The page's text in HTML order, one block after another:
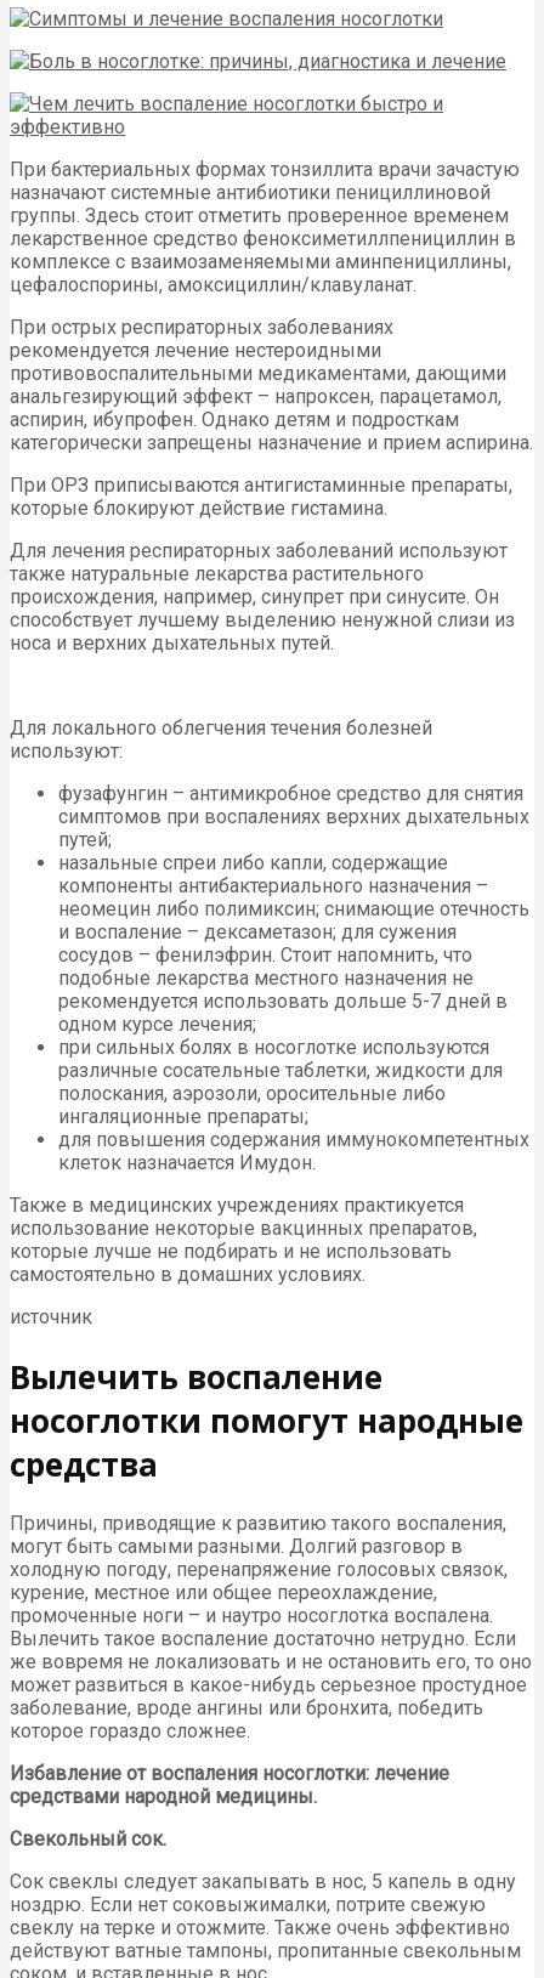
При бактериальных формах тонзиллита врачи зачастую
назначают системные антибиотики пенициллиновой
группы. Здесь стоит отметить проверенное временем
лекарственное средство феноксиметиллпенициллин в
комплексе с взаимозаменяемыми аминпенициллины,
цефалоспорины, амоксициллин/клавуланат.
При острых респираторных заболеваниях
рекомендуется лечение нестероидными
противовоспалительными медикаментами, дающими
анальгезирующий эффект – напроксен, парацетамол,
аспирин, ибупрофен. Однако детям и подросткам
категорически запрещены назначение и прием аспирина.
При ОРЗ приписываются антигистаминные препараты,
которые блокируют действие гистамина.
Для лечения респираторных заболеваний используют
также натуральные лекарства растительного
происхождения, например, синупрет при синусите. Он
способствует лучшему выделению ненужной слизи из
носа и верхних дыхательных путей.
Для локального облегчения течения болезней
используют:
фузафунгин – антимикробное средство для снятия
симптомов при воспалениях верхних дыхательных
путей;
назальные спреи либо капли, содержащие
компоненты антибактериального назначения –
неомецин либо полимиксин; снимающие отечность
и воспаление – дексаметазон; для сужения
сосудов – фенилэфрин. Стоит напомнить, что
подобные лекарства местного назначения не
рекомендуется использовать дольше 5-7 дней в
одном курсе лечения;
при сильных болях в носоглотке используются
различные сосательные таблетки, жидкости для
полоскания, аэрозоли, оросительные либо
ингаляционные препараты;
для повышения содержания иммунокомпетентных
клеток назначается Имудон.
Также в медицинских учреждениях практикуется
использование некоторые вакцинных препаратов,
которые лучше не подбирать и не использовать
самостоятельно в домашних условиях.
источник
Вылечить воспаление
носоглотки помогут народные
средства
Причины, приводящие к развитию такого воспаления,
могут быть самыми разными. Долгий разговор в
холодную погоду, перенапряжение голосовых связок,
курение, местное или общее переохлаждение,
промоченные ноги – и наутро носоглотка воспалена.
Вылечить такое воспаление достаточно нетрудно. Если
же вовремя не локализовать и не остановить его, то оно
может развиться в какое-нибудь серьезное простудное
заболевание, вроде ангины или бронхита, победить
которое гораздо сложнее.
Избавление от воспаления носоглотки: лечение
средствами народной медицины.
Свекольный сок.
Сок свеклы следует закапывать в нос, 5 капель в одну
ноздрю. Если нет соковыжималки, потрите свежую
свеклу на терке и отожмите. Также очень эффективно
действуют ватные тампоны, пропитанные свекольным